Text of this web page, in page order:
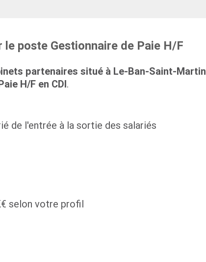
poste Gestionnaire de Paie H/F
partenaires situé à Le-Ban-Saint-Martin
H/F en CDI.
de l'entrée à la sortie des salariés
selon votre profil